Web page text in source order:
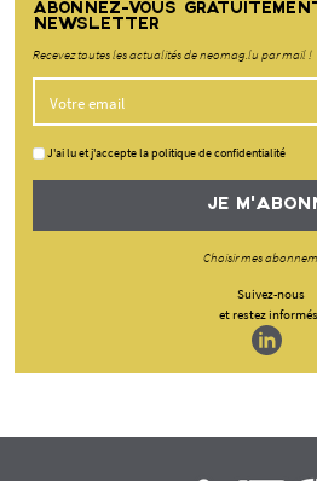
ABONNEZ-VOUS
NEWSLETTER
Recevez toutes les actualités de neomag.lu par mail !
J'ai lu et j'accepte la politique de confidentialité
JE
Choisir mes
Suivez-nous
et restez